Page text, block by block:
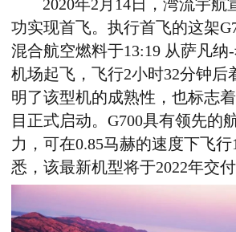
2020年2月14日，湾流宇航
功实现首飞。执行首飞的这架
混合航空燃料于13:19 从萨凡纳
机场起飞，飞行2小时32分钟后
明了该型机的成熟性，也标志
目正式启动。G700具有领先的
力，可在0.85马赫的速度下飞行
悉，该最新机型将于2022年交付